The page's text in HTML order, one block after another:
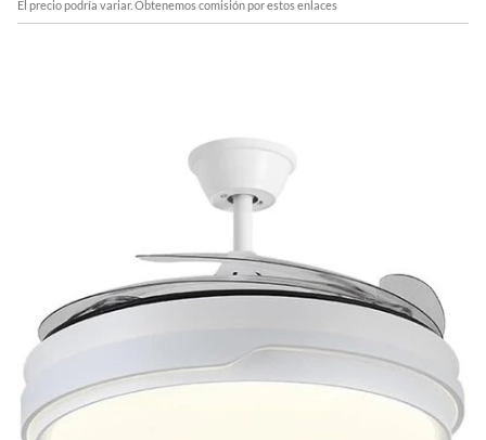
El precio podría variar. Obtenemos comisión por estos enlaces